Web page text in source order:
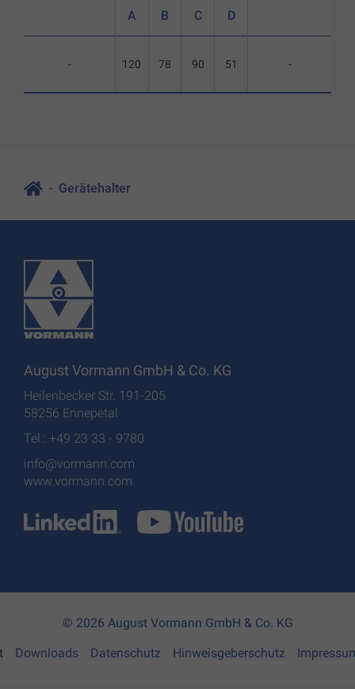
-
A B C D
120 78 90 51 -
Gerätehalter
August Vormann GmbH & Co. KG
Heilenbecker Str. 191-205
58256 Ennepetal
Tel.: +49 23 33 - 9780
info@vormann.com
www.vormann.com
© 2026 August Vormann GmbH & Co. KG
Downloads Datenschutz Hinweisgeberschutz